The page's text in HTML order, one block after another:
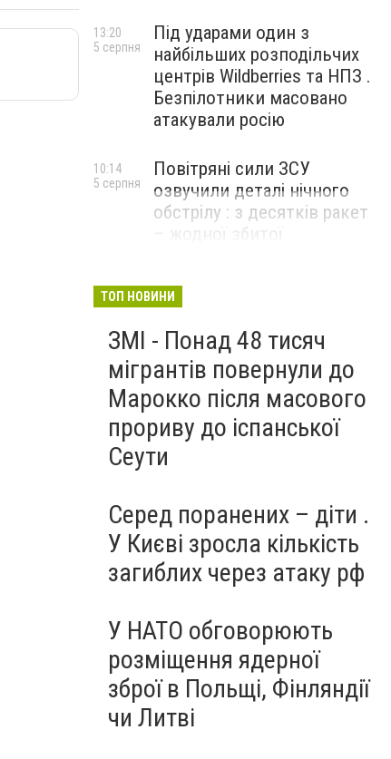
Під ударами один з
найбільших розподільчих
центрів Wildberries та НПЗ .
Безпілотники масовано
атакували росію
13:20
5 серпня
Повітряні сили ЗСУ
озвучили деталі нічного
обстрілу : з десятків ракет
– жодної збитої
10:14
5 серпня
ТОП НОВИНИ
ЗМІ - Понад 48 тисяч
мігрантів повернули до
Марокко після масового
прориву до іспанської
Сеути
Серед поранених – діти .
У Києві зросла кількість
загиблих через атаку рф
У НАТО обговорюють
розміщення ядерної
зброї в Польщі, Фінляндії
чи Литві